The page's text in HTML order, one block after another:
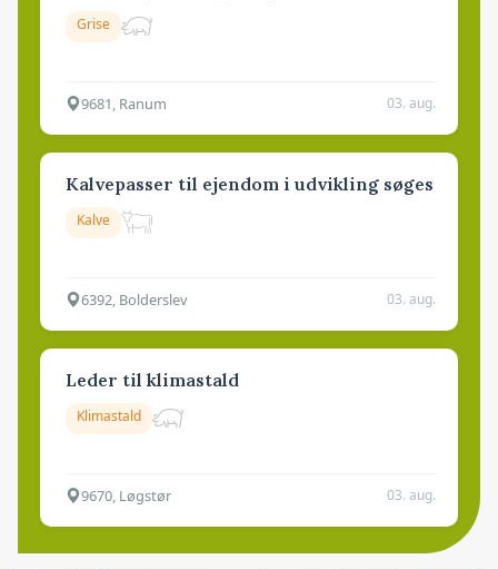
Grise
9681, Ranum 03. aug.
Kalvepasser til ejendom i udvikling søges
Kalve
6392, Bolderslev 03. aug.
Leder til klimastald
Klimastald
9670, Løgstør 03. aug.